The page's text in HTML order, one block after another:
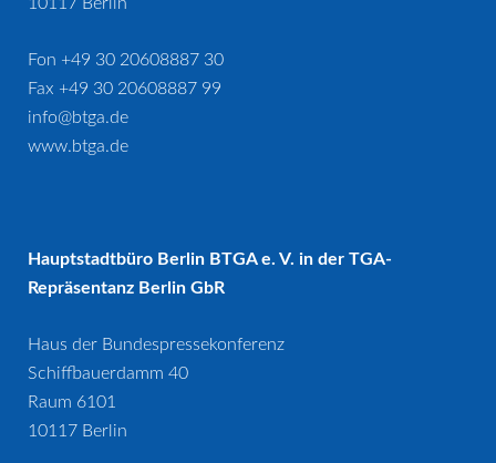
Fon +49 30 20608887 30
Fax +49 30 20608887 99
info@btga.de
www.btga.de
Hauptstadtbüro Berlin BTGA e. V. in der TGA-
Repräsentanz Berlin GbR
Haus der Bundespressekonferenz
Schiffbauerdamm 40
Raum 6101
10117 Berlin